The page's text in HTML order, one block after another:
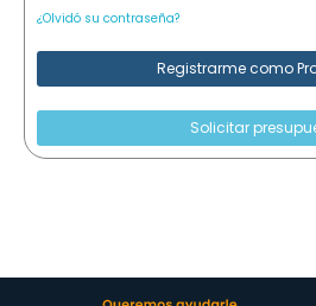
¿Olvidó su contraseña?
Registrarme como
Solicitar